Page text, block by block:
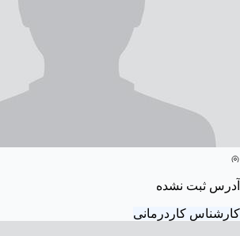
آدرس ثبت نشده
کارشناس کاردرمانی